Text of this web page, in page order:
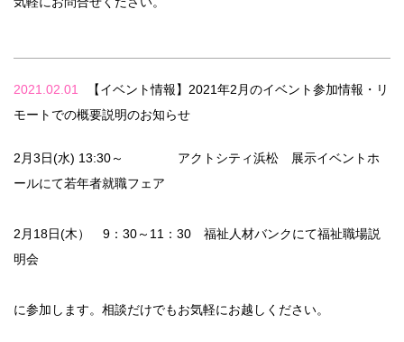
2021.02.01
【イベント情報】2021年2月のイベント参加情報・リ
モートでの概要説明のお知らせ
2月3日(水) 13:30～ アクトシティ浜松 展示イベントホ
ールにて若年者就職フェア
2月18日(木） 9：30～11：30 福祉人材バンクにて福祉職場説
明会
に参加します。相談だけでもお気軽にお越しください。